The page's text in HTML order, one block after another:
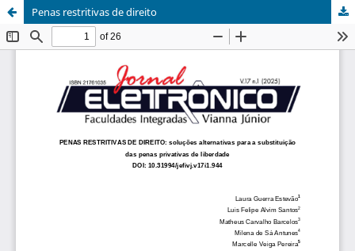
Penas restritivas de direito